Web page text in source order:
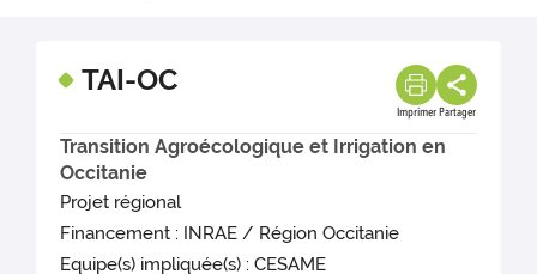
TAI-OC
Imprimer Partager
Transition Agroécologique et Irrigation en
Occitanie
Projet régional
Financement : INRAE / Région Occitanie
Equipe(s) impliquée(s) : CESAME